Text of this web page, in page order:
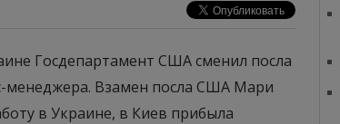
Госдепартамент США сменил посла
менеджера. Взамен посла США Мари
в Украине, в Киев прибыла